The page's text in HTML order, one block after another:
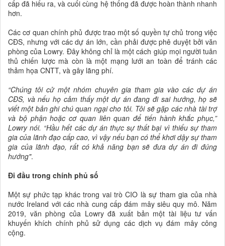
cấp đã hiểu ra, và cuối cùng hệ thống đã được hoàn thành nhanh
hơn.
Các cơ quan chính phủ được trao một số quyền tự chủ trong việc
CĐS, nhưng với các dự án lớn, cần phải được phê duyệt bởi văn
phòng của Lowry. Đây không chỉ là một cách giúp mọi người tuân
thủ chiến lược mà còn là một mạng lưới an toàn để tránh các
thảm họa CNTT, và gây lãng phí.
“Chúng tôi cử một nhóm chuyên gia tham gia vào các dự án
CĐS, và nếu họ cảm thấy một dự án đang đi sai hướng, họ sẽ
viết một bản ghi chú quan ngại cho tôi. Tôi sẽ gặp các nhà tài trợ
và bộ phận hoặc cơ quan liên quan để tiến hành khắc phục,”
Lowry nói. “Hầu hết các dự án thực sự thất bại vì thiếu sự tham
gia của lãnh đạo cấp cao, vì vậy nếu bạn có thể khơi dậy sự tham
gia của lãnh đạo, rất có khả năng bạn sẽ đưa dự án đi đúng
hướng".
Đi đầu trong chính phủ số
Một sự phức tạp khác trong vai trò CIO là sự tham gia của nhà
nước Ireland với các nhà cung cấp đám mây siêu quy mô. Năm
2019, văn phòng của Lowry đã xuất bản một tài liệu tư vấn
khuyến khích chính phủ sử dụng các dịch vụ đám mây công
cộng.